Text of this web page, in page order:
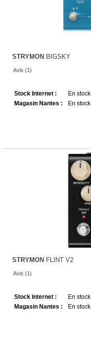
STRYMON BIGSKY
Avis (1)
Stock Internet :
En stock
Magasin Nantes :
En stock
STRYMON FLINT V2
Avis (1)
Stock Internet :
En stock
Magasin Nantes :
En stock